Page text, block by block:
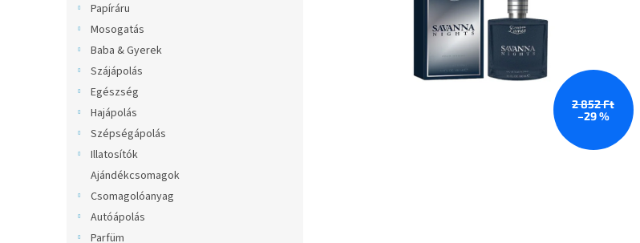
Papíráru
Mosogatás
Baba & Gyerek
Szájápolás
Egészség
Hajápolás
Szépségápolás
Illatosítók
Ajándékcsomagok
Csomagolóanyag
Autóápolás
Parfüm
2 852 Ft
–29 %